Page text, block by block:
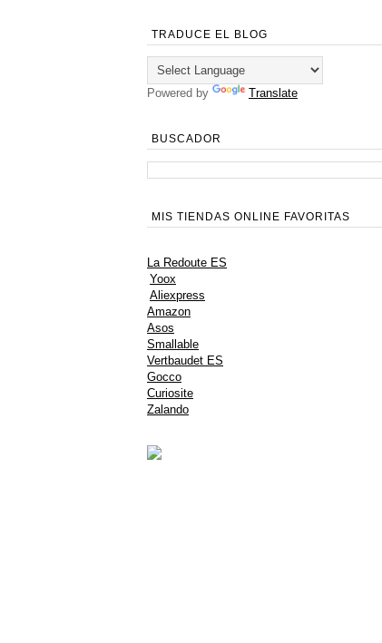
TRADUCE EL BLOG
Powered by Translate
BUSCADOR
MIS TIENDAS ONLINE FAVORITAS
La Redoute ES
Yoox
Aliexpress
Amazon
Asos
Smallable
Vertbaudet ES
Gocco
Curiosite
Zalando